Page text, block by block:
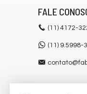
FALE
(11) 4172-
(11) 9.5998-